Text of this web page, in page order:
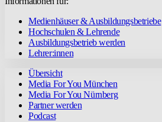
Medienhäuser & Ausbildungsbetriebe
Hochschulen & Lehrende
Ausbildungsbetrieb werden
Lehrer:innen
Übersicht
Media For You München
Media For You Nürnberg
Partner werden
Podcast